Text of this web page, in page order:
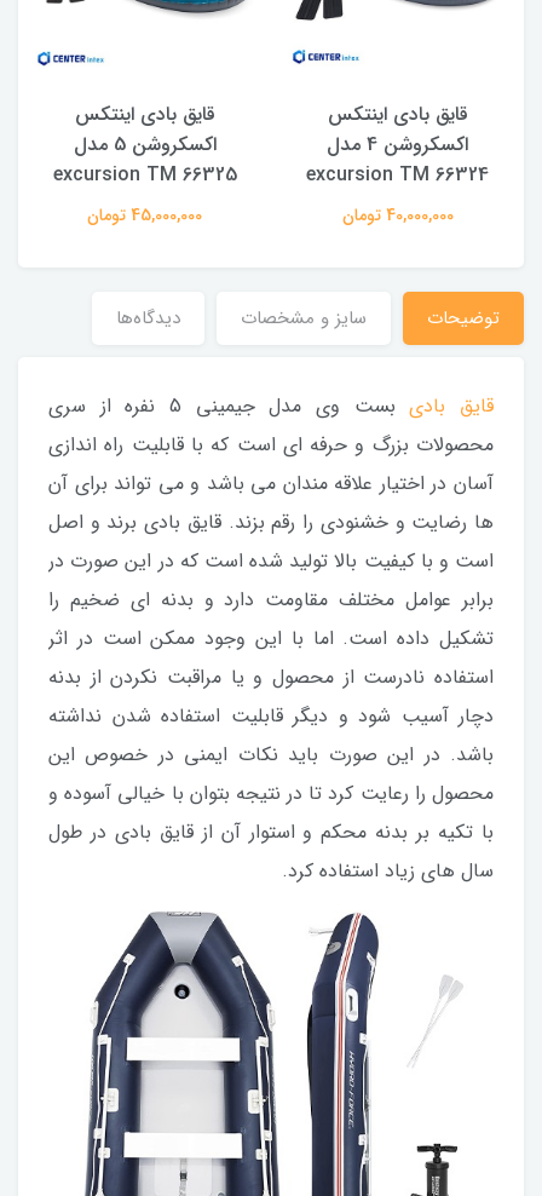
قایق بادی اینتکس
اکسکروشن 4 مدل
excursion TM 66324
40,000,000 تومان
قایق بادی اینتکس
اکسکروشن 5 مدل
excursion TM 66325
45,000,000 تومان
توضیحات سایز و مشخصات دیدگاه‌ها
قایق بادی
بست وی مدل جیمینی 5 نفره از سری
محصولات بزرگ و حرفه ای است که با قابلیت راه اندازی
آسان در اختیار علاقه مندان می باشد و می تواند برای آن
ها رضایت و خشنودی را رقم بزند. قایق بادی برند و اصل
است و با کیفیت بالا تولید شده است که در این صورت در
برابر عوامل مختلف مقاومت دارد و بدنه ای ضخیم را
تشکیل داده است. اما با این وجود ممکن است در اثر
استفاده نادرست از محصول و یا مراقبت نکردن از بدنه
دچار آسیب شود و دیگر قابلیت استفاده شدن نداشته
باشد. در این صورت باید نکات ایمنی در خصوص این
محصول را رعایت کرد تا در نتیجه بتوان با خیالی آسوده و
با تکیه بر بدنه محکم و استوار آن از قایق بادی در طول
سال های زیاد استفاده کرد.